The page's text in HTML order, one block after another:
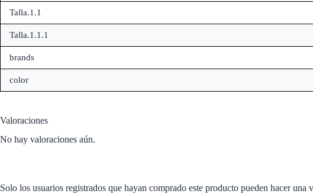
Talla.1.1
Talla.1.1.1
brands
color
Valoraciones
No hay valoraciones aún.
Solo los usuarios registrados que hayan comprado este producto pueden hacer una